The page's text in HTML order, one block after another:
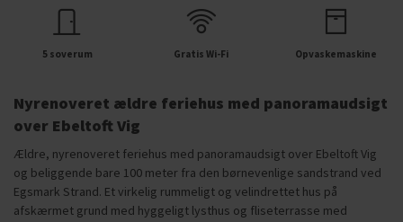
5 soverum Gratis Wi-Fi Opvaskemaskine
Nyrenoveret ældre feriehus med panoramaudsigt
over Ebeltoft Vig
Ældre, nyrenoveret feriehus med panoramaudsigt over Ebeltoft Vig
og beliggende bare 100 meter fra den børnevenlige sandstrand ved
Egsmark Strand. Et virkelig rummeligt og velindrettet hus på
afskærmet grund med hyggeligt lysthus og fliseterrasse med